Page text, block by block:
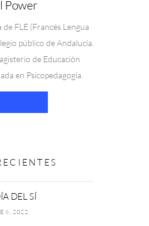
Power
FLE (Francés Lengua
público de Andalucía.
de Educación
en Psicopedagogía.
DEL SÍ
6, 2022